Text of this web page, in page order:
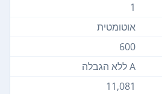
1
אוטומטית
600
A ללא הגבלה
11,081